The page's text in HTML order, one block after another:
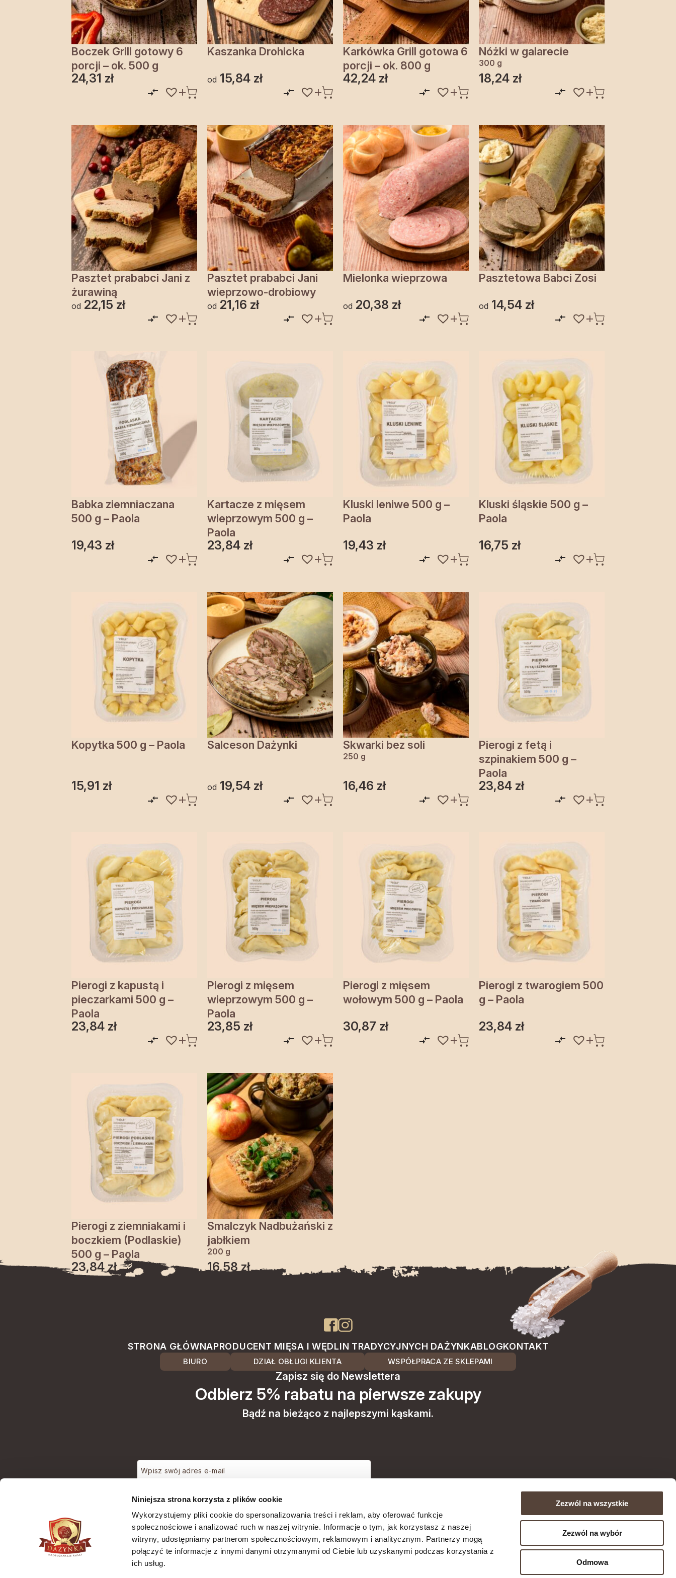
Niniejsza strona korzysta z plików cookie
Wykorzystujemy pliki cookie do spersonalizowania treści i reklam, aby oferować funkcje
społecznościowe i analizować ruch w naszej witrynie. Informacje o tym, jak korzystasz z naszej
witryny, udostępniamy partnerom społecznościowym, reklamowym i analitycznym. Partnerzy mogą
połączyć te informacje z innymi danymi otrzymanymi od Ciebie lub uzyskanymi podczas korzystania z
ich usług.
Zezwól na wszystkie
Zezwól na wybór
Odmowa
Boczek Grill gotowy 6
porcji – ok. 500 g
24,31 zł
Kaszanka Drohicka
od 15,84 zł
Karkówka Grill gotowa 6
porcji – ok. 800 g
42,24 zł
Nóżki w galarecie
300 g
18,24 zł
Pasztet prababci Jani z
żurawiną
od 22,15 zł
Pasztet prababci Jani
wieprzowo-drobiowy
od 21,16 zł
Mielonka wieprzowa
od 20,38 zł
Pasztetowa Babci Zosi
od 14,54 zł
Babka ziemniaczana
500 g – Paola
19,43 zł
Kartacze z mięsem
wieprzowym 500 g –
Paola
23,84 zł
Kluski leniwe 500 g –
Paola
19,43 zł
Kluski śląskie 500 g –
Paola
16,75 zł
Kopytka 500 g – Paola
15,91 zł
Salceson Dażynki
od 19,54 zł
Skwarki bez soli
250 g
16,46 zł
Pierogi z fetą i
szpinakiem 500 g –
Paola
23,84 zł
Pierogi z kapustą i
pieczarkami 500 g –
Paola
23,84 zł
Pierogi z mięsem
wieprzowym 500 g –
Paola
23,85 zł
Pierogi z mięsem
wołowym 500 g – Paola
30,87 zł
Pierogi z twarogiem 500
g – Paola
23,84 zł
Pierogi z ziemniakami i
boczkiem (Podlaskie)
500 g – Paola
23,84zł
Smalczyk Nadbużański z
jabłkiem
200 g
16,58zł
STRONA GŁÓWNAPRODUCENT MIĘSA I WĘDLIN TRADYCYJNYCH DAŻYNKABLOGKONTAKT
BIURO DZIAŁ OBŁUGI KLIENTA WSPÓŁPRACA ZE SKLEPAMI
Zapisz się do Newslettera
Odbierz 5% rabatu na pierwsze zakupy
Bądź na bieżąco z najlepszymi kąskami.
(adres e-mail) na potrzeby wysyłki newslettera z informacją
handlową (marketing). Więcej w polityce prywatności.
Wyślij